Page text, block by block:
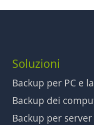
Soluzioni
Backup per PC e
Backup dei
Backup per